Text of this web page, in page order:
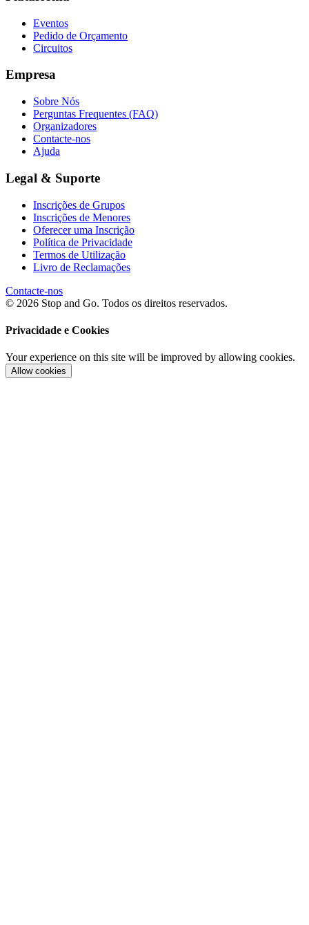
Eventos
Pedido de Orçamento
Circuitos
Empresa
Sobre Nós
Perguntas Frequentes (FAQ)
Organizadores
Contacte-nos
Ajuda
Legal & Suporte
Inscrições de Grupos
Inscrições de Menores
Oferecer uma Inscrição
Política de Privacidade
Termos de Utilização
Livro de Reclamações
Contacte-nos
© 2026 Stop and Go. Todos os direitos reservados.
Privacidade e Cookies
Your experience on this site will be improved by allowing cookies.
Allow cookies